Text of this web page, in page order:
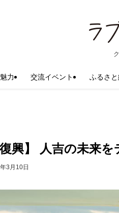
力 交流イベント ふるさ
興】 人吉の未来
3月10日